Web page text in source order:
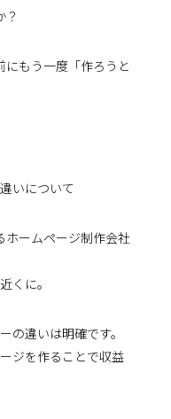
にもう一度「作ろうと
いについて
ホームページ制作会社
くに。
の違いは明確です。
ジを作ることで収益